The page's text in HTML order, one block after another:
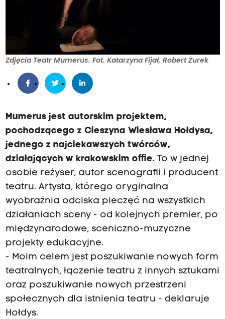
Zdjęcia Teatr Mumerus. Fot. Katarzyna Fijał, Robert Żurek
Mumerus jest autorskim projektem,
pochodzącego z Cieszyna Wiesława Hołdysa,
jednego z najciekawszych twórców,
działających w krakowskim offie.To w jednej
osobie reżyser, autor scenografii i producent
teatru. Artysta, którego oryginalna
wyobraźnia odciska pieczęć na wszystkich
działaniach sceny - od kolejnych premier, po
międzynarodowe, sceniczno-muzyczne
projekty edukacyjne.
- Moim celem jest poszukiwanie nowych form
teatralnych, łączenie teatru z innych sztukami
oraz poszukiwanie nowych przestrzeni
społecznych dla istnienia teatru - deklaruje
Hołdys.